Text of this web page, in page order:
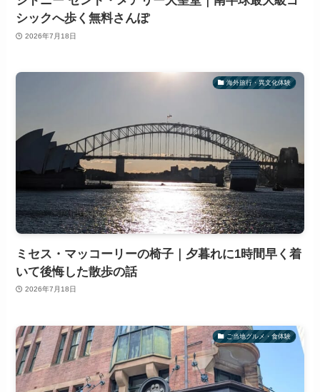
シックへ歩く無料さんぽ
2026年7月18日
海外旅行・異文化体験
ミセス・マッコーリーの椅子｜夕暮れに1時間早く着
いて後悔した散歩の話
2026年7月18日
ご当地グルメ・食体験